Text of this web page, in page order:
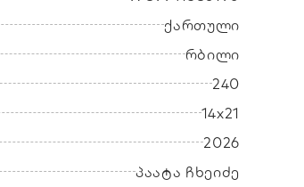
ქართული
რბილი
240
14x21
2026
პაატა ჩხეიძე